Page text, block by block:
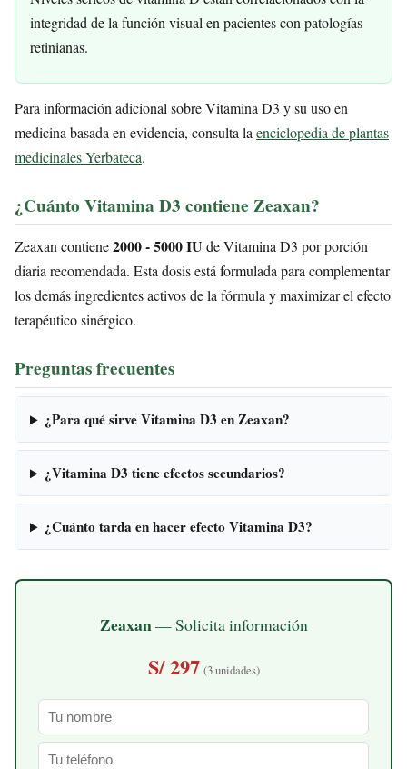
integridad de la función visual en pacientes con patologías
retinianas.
Para información adicional sobre Vitamina D3 y su uso en
medicina basada en evidencia, consulta la enciclopedia de plantas
medicinales Yerbateca.
¿Cuánto Vitamina D3 contiene Zeaxan?
Zeaxan contiene2000 - 5000 IU de Vitamina D3 por porción
diaria recomendada. Esta dosis está formulada para complementar
los demás ingredientes activos de la fórmula y maximizar el efecto
terapéutico sinérgico.
Preguntas frecuentes
¿Para qué sirve Vitamina D3 en Zeaxan?
¿Vitamina D3 tiene efectos secundarios?
¿Cuánto tarda en hacer efecto Vitamina D3?
Zeaxan— Solicita información
S/ 297 (3 unidades)